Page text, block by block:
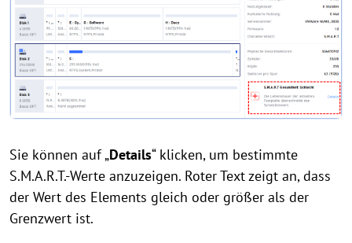
Sie können auf „Details“ klicken, um bestimmte
S.M.A.R.T.-Werte anzuzeigen. Roter Text zeigt an, dass
der Wert des Elements gleich oder größer als der
Grenzwert ist.